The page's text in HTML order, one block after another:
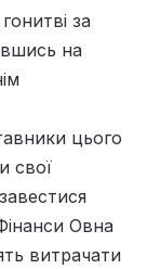
за
на
цього
свої
Овна
витрачати